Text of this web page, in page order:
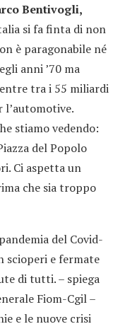
Bentivogli,
si fa finta di non
è paragonabile né
anni ’70 ma
tra i 55 miliardi
l’automotive.
stiamo vedendo:
del Popolo
Ci aspetta un
che sia troppo
del Covid-
scioperi e fermate
di tutti. – spiega
Fiom-Cgil –
e le nuove crisi